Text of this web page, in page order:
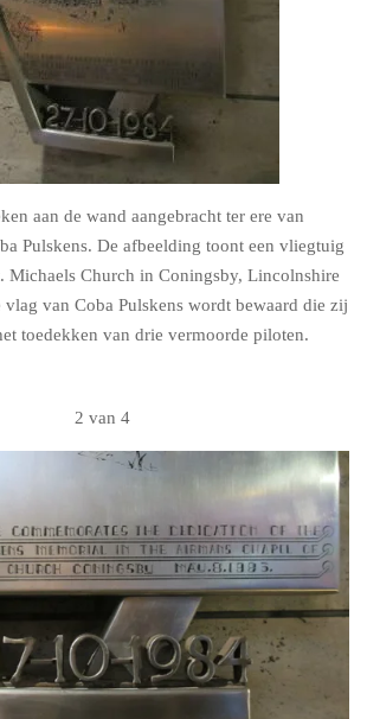
aan de wand aangebracht ter ere van
Pulskens. De afbeelding toont een vliegtuig
Michaels Church in Coningsby, Lincolnshire
vlag van Coba Pulskens wordt bewaard die zij
toedekken van drie vermoorde piloten.
2 van 4